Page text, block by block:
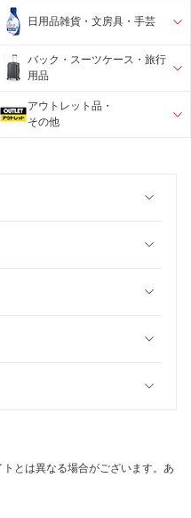
日用品雑貨・文房具・手芸
バック・スーツケース・旅行
用品
アウトレット品・
その他
とは異なる場合がございます。あ